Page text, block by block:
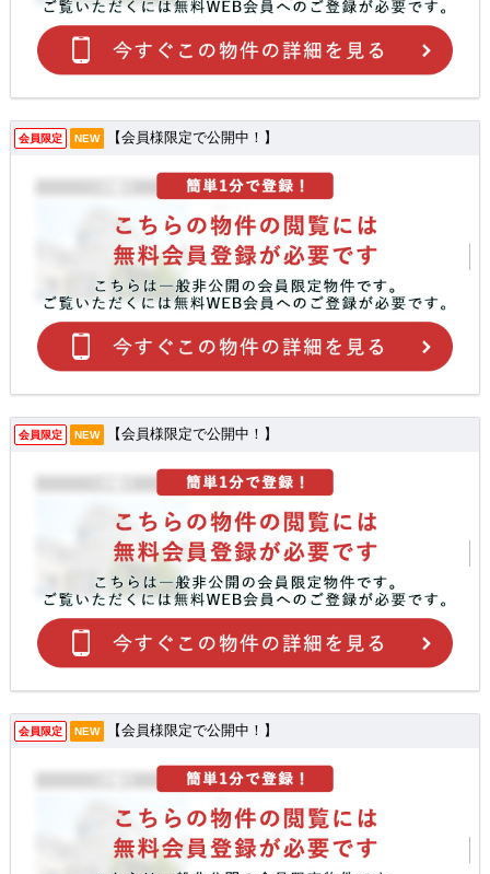
会員限定 NEW 【会員様限定で公開中！】
会員限定 NEW 【会員様限定で公開中！】
会員限定 NEW 【会員様限定で公開中！】